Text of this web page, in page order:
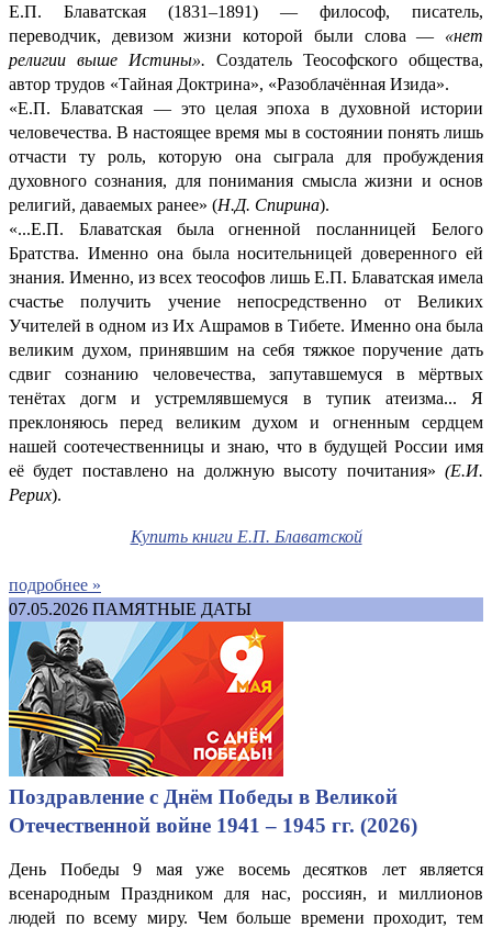
Е.П. Блаватская (1831–1891) — философ, писатель,
переводчик, девизом жизни которой были слова — «нет
религии выше Истины». Создатель Теософского общества,
автор трудов «Тайная Доктрина», «Разоблачённая Изида».
«Е.П. Блаватская — это целая эпоха в духовной истории
человечества. В настоящее время мы в состоянии понять лишь
отчасти ту роль, которую она сыграла для пробуждения
духовного сознания, для понимания смысла жизни и основ
религий, даваемых ранее» (Н.Д. Спирина).
«...Е.П. Блаватская была огненной посланницей Белого
Братства. Именно она была носительницей доверенного ей
знания. Именно, из всех теософов лишь Е.П. Блаватская имела
счастье получить учение непосредственно от Великих
Учителей в одном из Их Ашрамов в Тибете. Именно она была
великим духом, принявшим на себя тяжкое поручение дать
сдвиг сознанию человечества, запутавшемуся в мёртвых
тенётах догм и устремлявшемуся в тупик атеизма... Я
преклоняюсь перед великим духом и огненным сердцем
нашей соотечественницы и знаю, что в будущей России имя
её будет поставлено на должную высоту почитания» (Е.И.
Рерих).
Купить книги Е.П. Блаватской
подробнее »
07.05.2026 ПАМЯТНЫЕ ДАТЫ
Поздравление с Днём Победы в Великой
Отечественной войне 1941 – 1945 гг. (2026)
День Победы 9 мая уже восемь десятков лет является
всенародным Праздником для нас, россиян, и миллионов
людей по всему миру. Чем больше времени проходит, тем